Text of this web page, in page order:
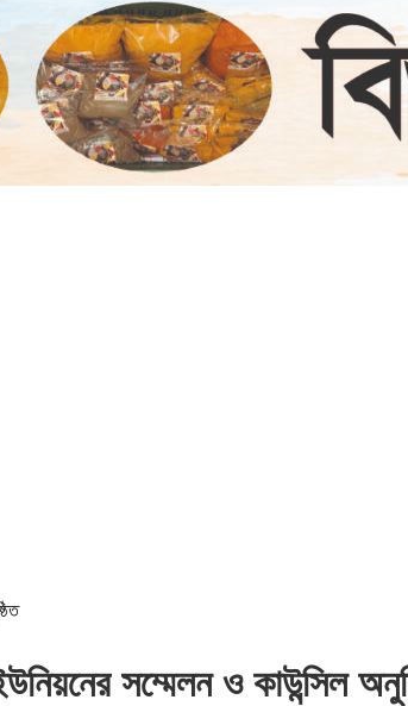
সম্মেলন ও কাউন্সিল